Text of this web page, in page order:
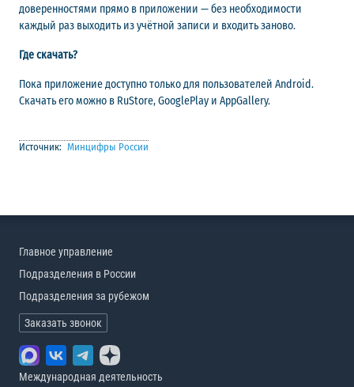
доверенностями прямо в приложении — без необходимости
каждый раз выходить из учётной записи и входить заново.
Где скачать?
Пока приложение доступно только для пользователей Android.
Скачать его можно в RuStore, GooglePlay и AppGallery.
Источник: Минцифры России
Главное управление
Подразделения в России
Подразделения за рубежом
Заказать звонок
Международная деятельность